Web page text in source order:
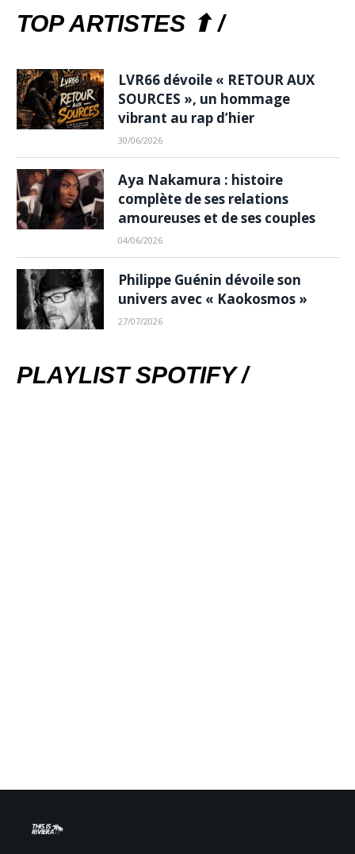
TOP ARTISTES ⬆ /
LVR66 dévoile « RETOUR AUX
SOURCES », un hommage
vibrant au rap d’hier
30/06/2026
Aya Nakamura : histoire
complète de ses relations
amoureuses et de ses couples
04/06/2026
Philippe Guénin dévoile son
univers avec « Kaokosmos »
27/07/2026
PLAYLIST SPOTIFY /